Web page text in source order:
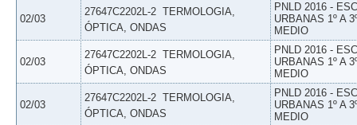
02/03
27647C2202L-2  TERMOLOGIA,
ÓPTICA, ONDAS
PNLD 2016 -
URBANAS 1º A
MEDIO
02/03
27647C2202L-2  TERMOLOGIA,
ÓPTICA, ONDAS
PNLD 2016 -
URBANAS 1º A
MEDIO
02/03
27647C2202L-2  TERMOLOGIA,
ÓPTICA, ONDAS
PNLD 2016 -
URBANAS 1º A
MEDIO